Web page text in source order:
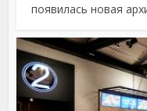
появилась новая